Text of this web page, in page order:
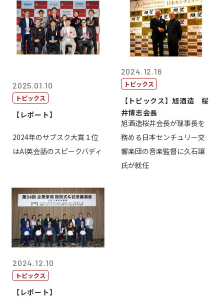
2025.01.10
トピックス
【レポート】
2024年のサブスク大賞１位
はAI英会話のスピークバディ
2024.12.16
トピックス
【トピックス】旭酒造 桜
井博志会長
旭酒造桜井会長が理事長を
務める日本センチュリー交
響楽団の音楽監督に久石譲
氏が就任
2024.12.10
トピックス
【レポート】